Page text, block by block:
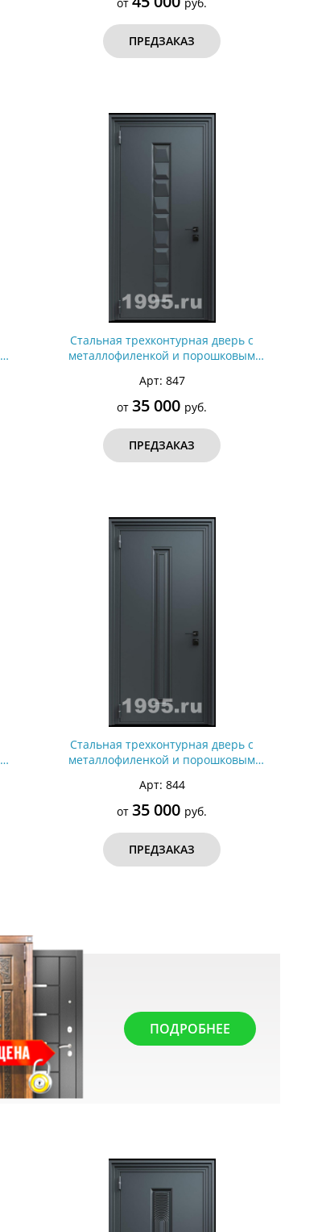
ПРЕДЗАКАЗ
Стальная трехконтурная дверь с
металлофиленкой и порошковым
Арт: 847
от35 000 руб.
ПРЕДЗАКАЗ
Стальная трехконтурная дверь с
металлофиленкой и порошковым
Арт: 844
от35 000 руб.
ПРЕДЗАКАЗ
ПОДРОБНЕЕ